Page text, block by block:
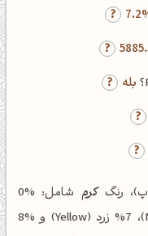
بله
کرم
شامل: %0
فیروزه‌ای (Cyan)، %1 سرخابی (Magenta)، %7 زرد (Yellow) و %8